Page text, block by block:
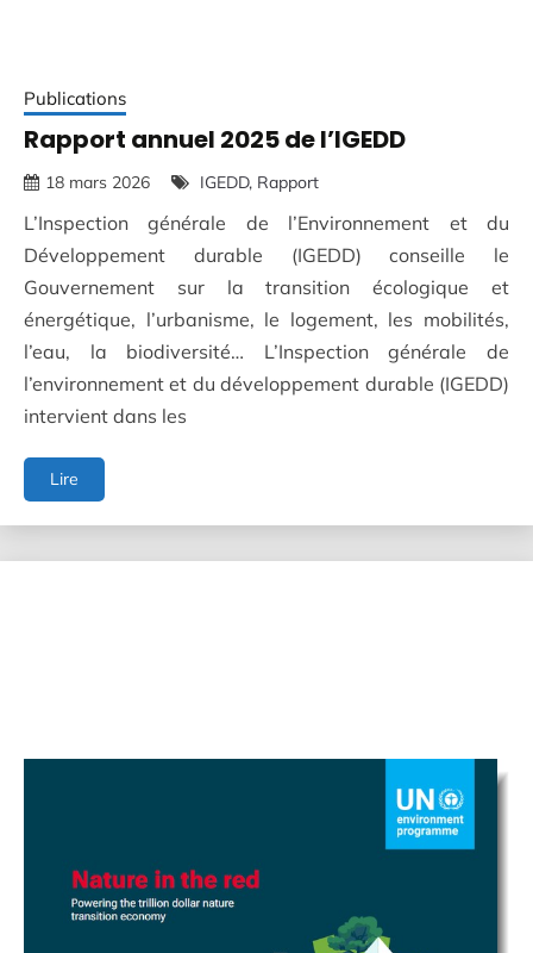
Publications
Rapport annuel 2025 de l’IGEDD
18 mars 2026 IGEDD Rapport
L’Inspection générale de l’Environnement et du
Développement durable (IGEDD) conseille le
Gouvernement sur la transition écologique et
énergétique, l’urbanisme, le logement, les mobilités,
l’eau, la biodiversité… L’Inspection générale de
l’environnement et du développement durable (IGEDD)
intervient dans les
Lire
annuel
2025